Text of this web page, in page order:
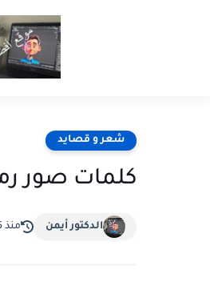
شعر و قصايد
كلمات صور
الدكتور أيمن منذ 5 سنة